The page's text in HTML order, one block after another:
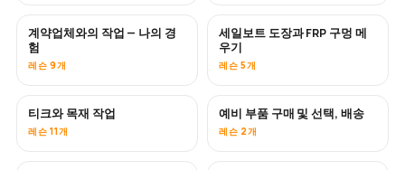
곧 공개
계약업체와의 작업 — 나의 경
험
레슨 9개
곧 공개
세일보트 도장과 FRP 구멍 메
우기
레슨 5개
티크와 목재 작업
레슨 11개
곧 공개
예비 부품 구매 및 선택, 배송
레슨 2개